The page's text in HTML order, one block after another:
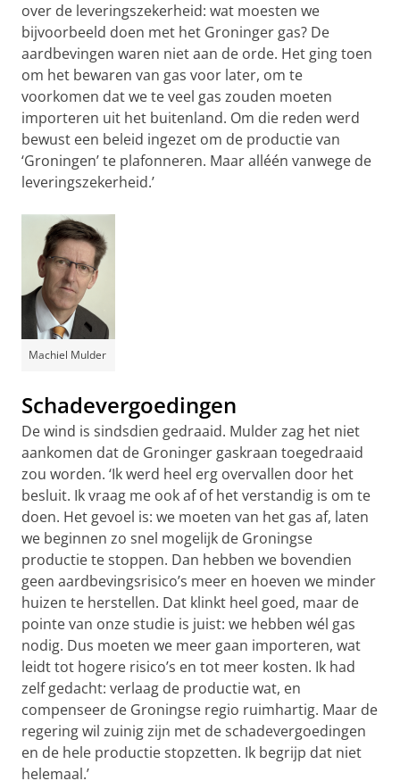
over de leveringszekerheid: wat moesten we
bijvoorbeeld doen met het Groninger gas? De
aardbevingen waren niet aan de orde. Het ging toen
om het bewaren van gas voor later, om te
voorkomen dat we te veel gas zouden moeten
importeren uit het buitenland. Om die reden werd
bewust een beleid ingezet om de productie van
‘Groningen’ te plafonneren. Maar alléén vanwege de
leveringszekerheid.’
Machiel Mulder
Schadevergoedingen
De wind is sindsdien gedraaid. Mulder zag het niet
aankomen dat de Groninger gaskraan toegedraaid
zou worden. ‘Ik werd heel erg overvallen door het
besluit. Ik vraag me ook af of het verstandig is om te
doen. Het gevoel is: we moeten van het gas af, laten
we beginnen zo snel mogelijk de Groningse
productie te stoppen. Dan hebben we bovendien
geen aardbevingsrisico’s meer en hoeven we minder
huizen te herstellen. Dat klinkt heel goed, maar de
pointe van onze studie is juist: we hebben wél gas
nodig. Dus moeten we meer gaan importeren, wat
leidt tot hogere risico’s en tot meer kosten. Ik had
zelf gedacht: verlaag de productie wat, en
compenseer de Groningse regio ruimhartig. Maar de
regering wil zuinig zijn met de schadevergoedingen
en de hele productie stopzetten. Ik begrijp dat niet
helemaal.’